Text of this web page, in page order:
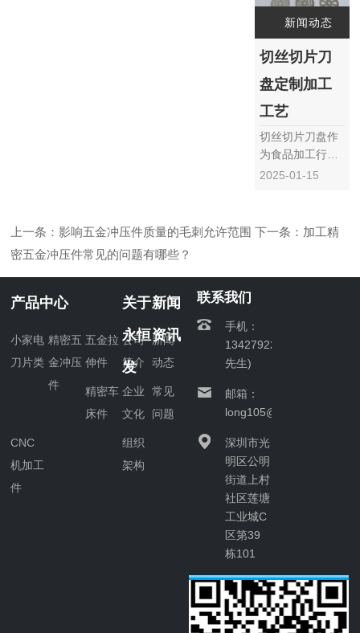
性能和使用寿
介绍果汁机刀片
的生产工艺流
程，包括原材料
准备、切割成
型、热处理、精
加工、表面处理
和质量检验……
新闻动态
切丝切片刀
盘定制加工
工艺
切丝切片刀盘作
为食品加工行业
的重要设备，其
加工效率和产品
刀盘需要采用科
性。下面将介绍
2025-01-15
上一条：影响五金冲压件质量的毛刺允许范围 下一条：加工精
密五金冲压件常见的问题有哪些？
产品中心
小家电
刀片类
精密五
金冲压
件
五金拉
伸件
精密车
床件
CNC
机加工
件
关于
永恒
发
公司
简介
企业
文化
组织
架构
新闻
资讯
新闻
动态
常见
问题
联系我们
手机：
13427922201(唐
先生)
邮箱：
long105@163.com
深圳市光
明区公明
街道上村
社区莲塘
工业城C
区第39
栋101